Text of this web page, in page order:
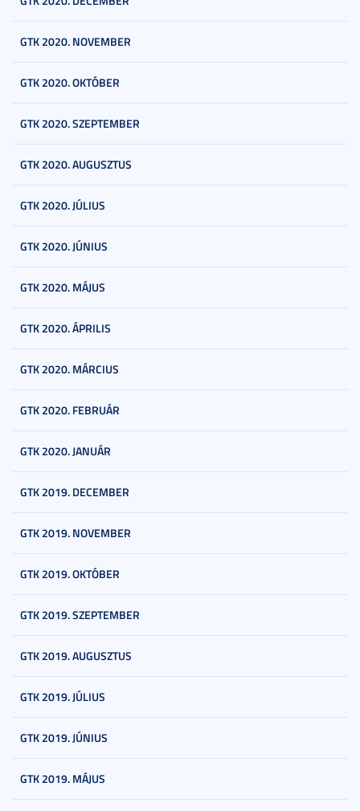
GTK 2020. NOVEMBER
GTK 2020. OKTÓBER
GTK 2020. SZEPTEMBER
GTK 2020. AUGUSZTUS
GTK 2020. JÚLIUS
GTK 2020. JÚNIUS
GTK 2020. MÁJUS
GTK 2020. ÁPRILIS
GTK 2020. MÁRCIUS
GTK 2020. FEBRUÁR
GTK 2020. JANUÁR
GTK 2019. DECEMBER
GTK 2019. NOVEMBER
GTK 2019. OKTÓBER
GTK 2019. SZEPTEMBER
GTK 2019. AUGUSZTUS
GTK 2019. JÚLIUS
GTK 2019. JÚNIUS
GTK 2019. MÁJUS